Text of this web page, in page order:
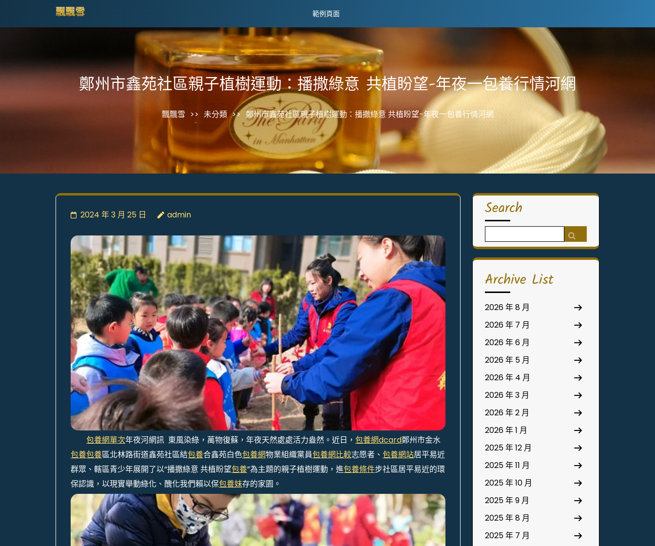
Enter)
飄飄雪 範例頁面
鄭州市鑫苑社區親子植樹運動：播撒綠意 共植盼望-年夜一包養行情河網
飄飄雪 >> 未分類 >> 鄭州市鑫苑社區親子植樹運動：播撒綠意 共植盼望-年夜一包養行情河網
2024 年 3 月 25 日 admin
包養網單次年夜河網訊 東風染綠，萬物復蘇，年夜天然處處活力盎然。近日， 包養網dcard鄭州市金水
包養包養區北林路街道鑫苑社區結包養合鑫苑白色包養網物業組織黨員包養網比較志愿者、 包養網站居平易近
群眾、轄區青少年展開了以“播撒綠意 共植盼望包養”為主題的親子植樹運動，進包養條件步社區居平易近的環
保認識，以現實舉動綠化、醜化我們賴以保包養妹存的家園。
Search
for:
Archive List
2026 年 8 月
2026 年 7 月
2026 年 6 月
2026 年 5 月
2026 年 4 月
2026 年 3 月
2026 年 2 月
2026 年 1 月
2025 年 12 月
2025 年 11 月
2025 年 10 月
2025 年 9 月
2025 年 8 月
2025 年 7 月